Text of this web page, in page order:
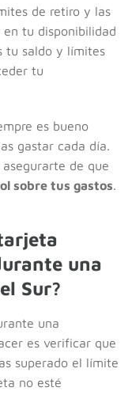
de retiro y las
tu disponibilidad
tu saldo y límites
tu
es bueno
gastar cada día.
de que
sobre tus gastos.
una
Sur?
una
es verificar que
superado el límite
no esté